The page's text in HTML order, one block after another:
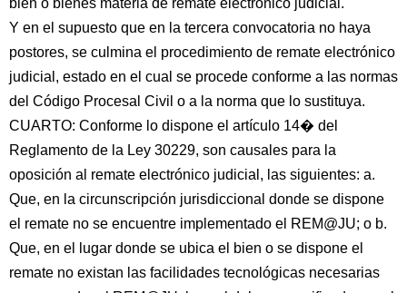
bien o bienes materia de remate electrónico judicial.
Y en el supuesto que en la tercera convocatoria no haya
postores, se culmina el procedimiento de remate electrónico
judicial, estado en el cual se procede conforme a las normas
del Código Procesal Civil o a la norma que lo sustituya.
CUARTO: Conforme lo dispone el artículo 14� del
Reglamento de la Ley 30229, son causales para la
oposición al remate electrónico judicial, las siguientes: a.
Que, en la circunscripción jurisdiccional donde se dispone
el remate no se encuentre implementado el REM@JU; o b.
Que, en el lugar donde se ubica el bien o se dispone el
remate no existan las facilidades tecnológicas necesarias